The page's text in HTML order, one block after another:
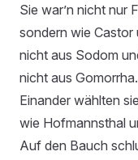
Sie war’n nicht nur
sondern wie Castor
nicht aus Sodom
nicht aus Gomorrha.
Einander wählten
wie Hofmannsthal
Auf den Bauch